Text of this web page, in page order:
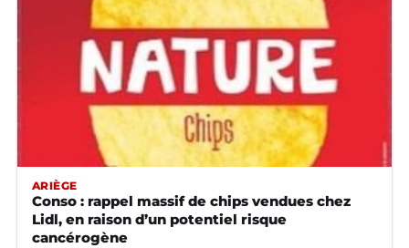
ARIÈGE
Conso : rappel massif de chips vendues chez
Lidl, en raison d’un potentiel risque
cancérogène